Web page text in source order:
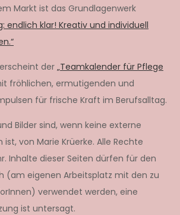
Markt ist das Grundlagenwerk
endlich klar! Kreativ und individuell
der „Teamkalender für Pflege
fröhlichen, ermutigenden und
für frische Kraft im Berufsalltag.
Bilder sind, wenn keine externe
von Marie Krüerke. Alle Rechte
Inhalte dieser Seiten dürfen für den
(am eigenen Arbeitsplatz mit den zu
verwendet werden, eine
ist untersagt.